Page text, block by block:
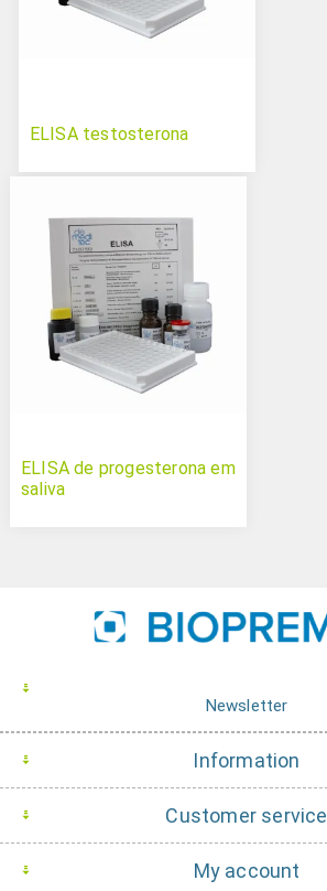
ELISA testosterona
ELISA de progesterona em
saliva
Newsletter
Information
Customer service
My account